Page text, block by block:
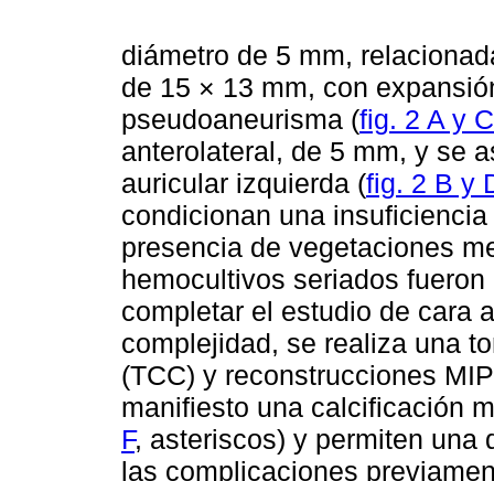
diámetro de 5 mm,
de 15 × 13 mm, con
pseudoaneurisma (fig. 2 A y C
anterolateral, de 5 mm, y se
auricular izquierda (fig. 2 B y
condicionan una
presencia de vegetaciones
hemocultivos seriados
completar el estudio de cara
complejidad, se realiza una
(TCC) y reconstrucciones
manifiesto una calcificación
F, asteriscos) y permiten una
las complicaciones